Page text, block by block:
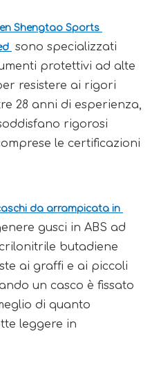
Shengtao Sports
sono specializzati
protettivi ad alte
resistere ai rigori
28 anni di esperienza,
rigorosi
le certificazioni
da arrampicata in
gusci in ABS ad
butadiene
ai graffi e ai piccoli
un casco è fissato
di quanto
leggere in